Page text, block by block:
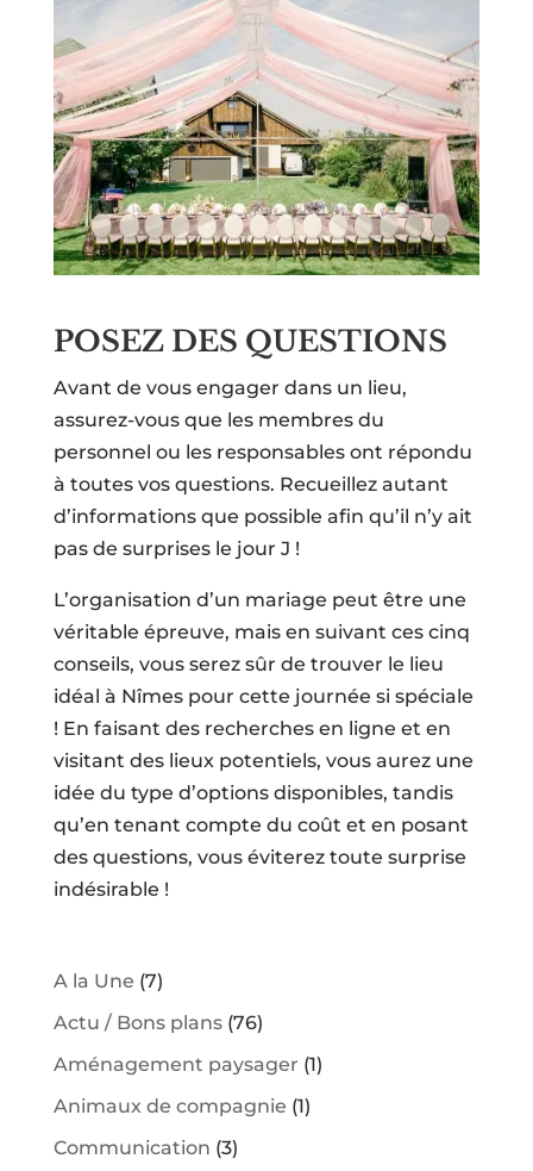
POSEZ DES QUESTIONS
Avant de vous engager dans un lieu,
assurez-vous que les membres du
personnel ou les responsables ont répondu
à toutes vos questions. Recueillez autant
d’informations que possible afin qu’il n’y ait
pas de surprises le jour J !
L’organisation d’un mariage peut être une
véritable épreuve, mais en suivant ces cinq
conseils, vous serez sûr de trouver le lieu
idéal à Nîmes pour cette journée si spéciale
! En faisant des recherches en ligne et en
visitant des lieux potentiels, vous aurez une
idée du type d’options disponibles, tandis
qu’en tenant compte du coût et en posant
des questions, vous éviterez toute surprise
indésirable !
A la Une (7)
Actu / Bons plans(76)
Aménagement paysager (1)
Animaux de compagnie (1)
Communication (3)